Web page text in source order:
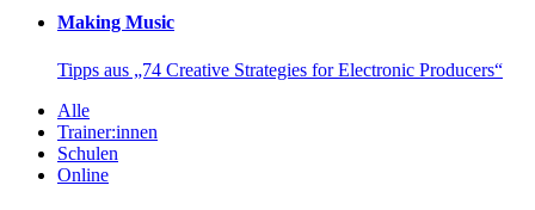
Making Music
Tipps aus „74 Creative Strategies for Electronic Producers“
Alle
Trainer:innen
Schulen
Online